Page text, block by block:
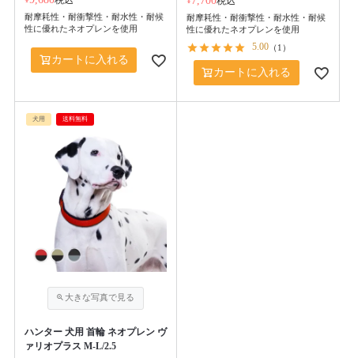
耐摩耗性・耐衝撃性・耐水性・耐候
性に優れたネオプレンを使用
カートに入れる
耐摩耗性・耐衝撃性・耐水性・耐候
性に優れたネオプレンを使用
5.00 （ 1 ）
カートに入れる
犬用 送料無料
ハンター 犬用 首輪 ネオプレン ヴ
ァリオプラス M-L/2.5